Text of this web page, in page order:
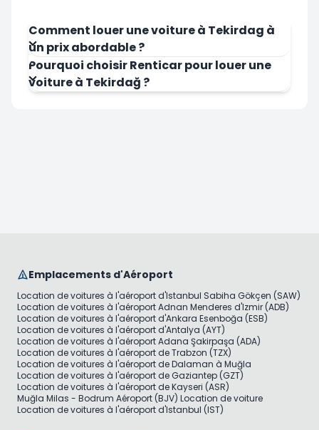
Comment louer une voiture à Tekirdag à
un prix abordable ?
Pourquoi choisir Renticar pour louer une
voiture à Tekirdağ ?
Emplacements d'Aéroport
Location de voitures à l'aéroport d'Istanbul Sabiha Gökçen (SAW)
Location de voitures à l'aéroport Adnan Menderes d'Izmir (ADB)
Location de voitures à l'aéroport d'Ankara Esenboğa (ESB)
Location de voitures à l'aéroport d'Antalya (AYT)
Location de voitures à l'aéroport Adana Şakirpaşa (ADA)
Location de voitures à l'aéroport de Trabzon (TZX)
Location de voitures à l'aéroport de Dalaman à Muğla
Location de voitures à l'aéroport de Gaziantep (GZT)
Location de voitures à l'aéroport de Kayseri (ASR)
Muğla Milas - Bodrum Aéroport (BJV) Location de voiture
Location de voitures à l'aéroport d'Istanbul (IST)